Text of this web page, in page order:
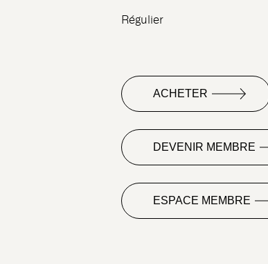
Régulier
ACHETER
DEVENIR MEMBRE
ESPACE MEMBRE